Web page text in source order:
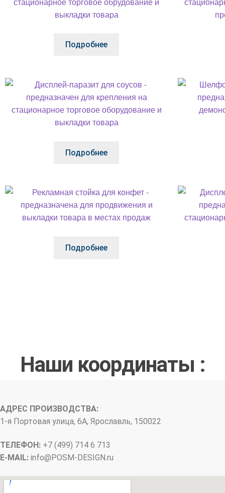
Подробнее
Подробнее
Подробнее
Наши координаты :
АДРЕС ПРОИЗВОДСТВА:
1-я Портовая улица, 6А, Ярославль, 150022
ТЕЛЕФОН: +7 (499) 714 6 713
E-MAIL: info@ POSM-DESIGN.ru